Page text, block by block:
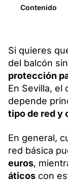
Contenido
Si quieres
del balcón
protección
En Sevilla, el
depende
tipo de red y
En general,
red básica
euros,
áticos con